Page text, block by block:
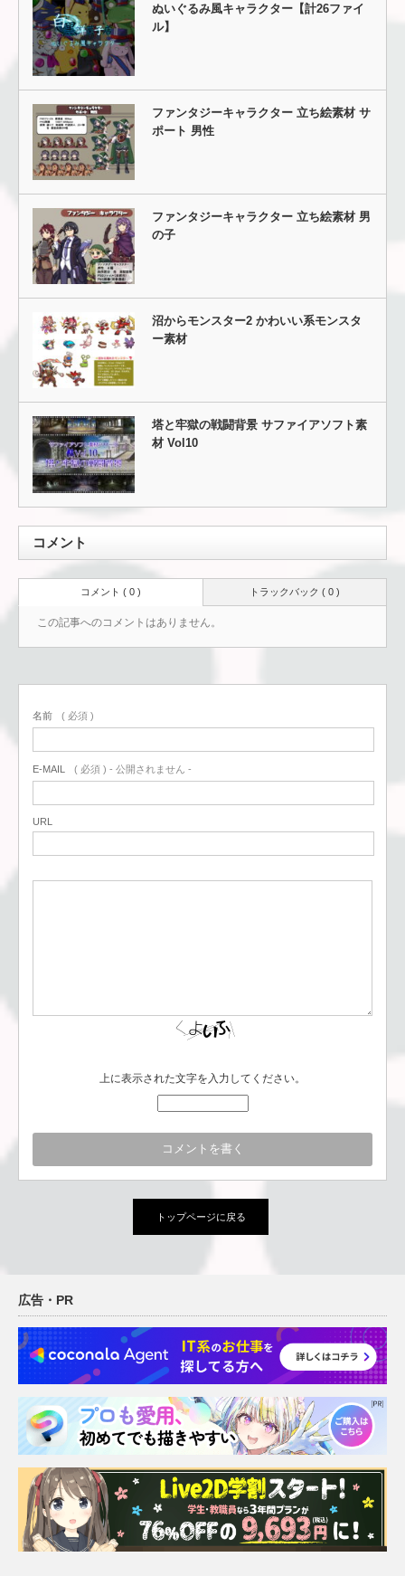
ぬいぐるみ風キャラクター【計26ファイ
ル】
ファンタジーキャラクター 立ち絵素材 サ
ポート 男性
ファンタジーキャラクター 立ち絵素材 男
の子
沼からモンスター2 かわいい系モンスタ
ー素材
塔と牢獄の戦闘背景 サファイアソフト素
材 Vol10
コメント
トラックバック ( 0 )
コメント ( 0 )
この記事へのコメントはありません。
名前 ( 必須 )
E-MAIL ( 必須 ) - 公開されません -
URL
上に表示された文字を入力してください。
トップページに戻る
広告・PR